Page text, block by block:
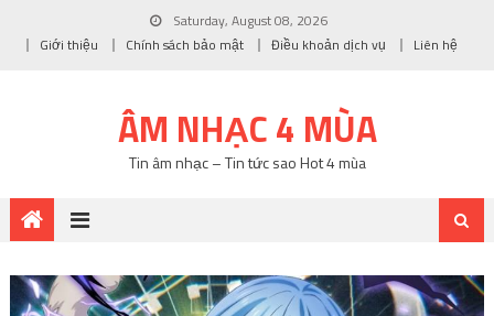
Saturday, August 08, 2026
Giới thiệu
Chính sách bảo mật Điều khoản dịch vụ Liên hệ
ÂM NHẠC 4 MÙA
Tin âm nhạc – Tin tức sao Hot 4 mùa